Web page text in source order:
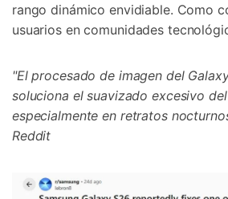
rango dinámico envidiable. Como
usuarios en comunidades
"El procesado de imagen del
soluciona el suavizado excesivo
especialmente en retratos
Reddit